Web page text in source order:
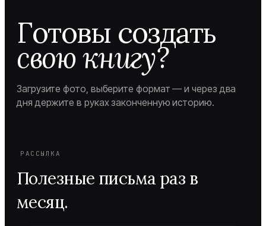
Готовы создать
свою книгу?
Загрузите фото, выберите формат — и через два
дня держите в руках законченную историю.
РАССЫЛКА
Полезные письма раз в
месяц.